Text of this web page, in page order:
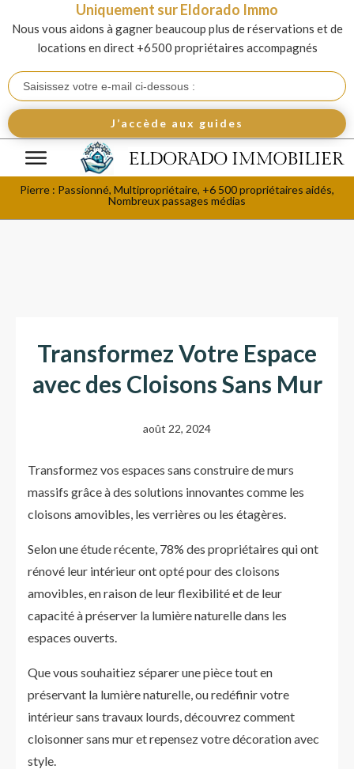
Uniquement sur Eldorado Immo
Nous vous aidons à gagner beaucoup plus de réservations et de
locations en direct +6500 propriétaires accompagnés
J’accède aux guides
Pierre : Passionné, Multipropriétaire, +6 500 propriétaires aidés,
Nombreux passages médias
Transformez Votre Espace
avec des Cloisons Sans Mur
août 22, 2024
Transformez vos espaces sans construire de murs
massifs grâce à des solutions innovantes comme les
cloisons amovibles, les verrières ou les étagères.
Selon une étude récente, 78% des propriétaires qui ont
rénové leur intérieur ont opté pour des cloisons
amovibles, en raison de leur flexibilité et de leur
capacité à préserver la lumière naturelle dans les
espaces ouverts.
Que vous souhaitiez séparer une pièce tout en
préservant la lumière naturelle, ou redéfinir votre
intérieur sans travaux lourds, découvrez comment
cloisonner sans mur et repensez votre décoration avec
style.